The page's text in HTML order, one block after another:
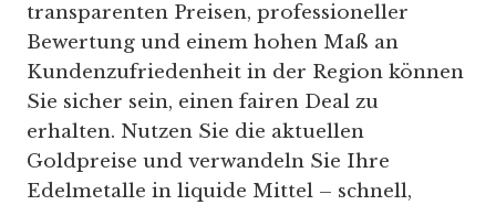
transparenten Preisen, professioneller
Bewertung und einem hohen Maß an
Kundenzufriedenheit in der Region können
Sie sicher sein, einen fairen Deal zu
erhalten. Nutzen Sie die aktuellen
Goldpreise und verwandeln Sie Ihre
Edelmetalle in liquide Mittel – schnell,